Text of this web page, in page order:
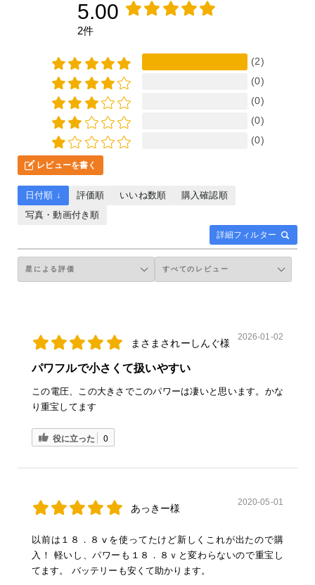
5.00
2件
(2)
(0)
(0)
(0)
(0)
レビューを書く
詳細フィルター
日付順 ↓ 評価順 いいね数順
購入確認順
写真・動画付き順
まさまされーしんぐ様
2026-01-02
パワフルで小さくて扱いやすい
この電圧、この大きさでこのパワーは凄いと思います。かな
り重宝してます
役に立った 0
あっきー様
2020-05-01
以前は１８．８ⅴを使ってたけど新しくこれが出たので購
入！ 軽いし、パワーも１８．８ｖと変わらないので重宝し
てます。 バッテリーも安くて助かります。